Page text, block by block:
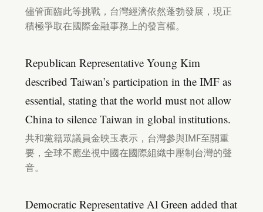
儘管面臨此等挑戰，台灣經濟依然蓬勃發展，現正
積極爭取在國際金融事務上的發言權。
Republican Representative Young Kim
described Taiwan’s participation in the IMF as
essential, stating that the world must not allow
China to silence Taiwan in global institutions.
共和黨籍眾議員金映玉表示，台灣參與IMF至關重
要，全球不應坐視中國在國際組織中壓制台灣的聲
音。
Democratic Representative Al Green added that